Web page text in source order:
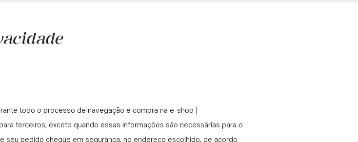
todo o processo de navegação e compra na e-shop |
terceiros, exceto quando essas informações são necessárias para o
pedido chegue em segurança, no endereço escolhido, de acordo